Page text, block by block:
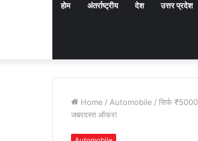
होम अंतर्राष्ट्रीय देश उत्तर प्रदेश
Home / Automobile / सिर्फ
जबरदस्त ऑफर!